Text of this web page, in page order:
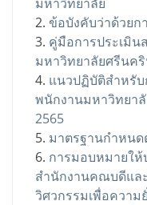
ข้อบังคับว่าด้วยก
คู่มือการประเมิ
มหาวิทยาลัยศรีนค
แนวปฏิบัติสำหรับ
พนักงานมหาวิทยา
2565
มาตรฐานกำหน
การมอบหมายใ
สำนักงานคณบดีแล
วิศวกรรมเพื่อความ